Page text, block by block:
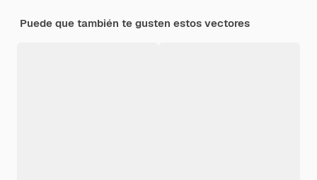
Puede que también te gusten estos vectores